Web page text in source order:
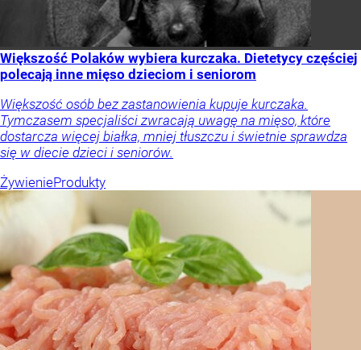
Większość Polaków wybiera kurczaka. Dietetycy częściej
polecają inne mięso dzieciom i seniorom
Większość osób bez zastanowienia kupuje kurczaka.
Tymczasem specjaliści zwracają uwagę na mięso, które
dostarcza więcej białka, mniej tłuszczu i świetnie sprawdza
się w diecie dzieci i seniorów.
ŻywienieProdukty